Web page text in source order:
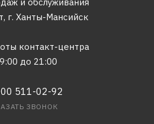
г. Ханты-Мансийск
контакт-центра
до 21:00
511-02-92
ЗВОНОК